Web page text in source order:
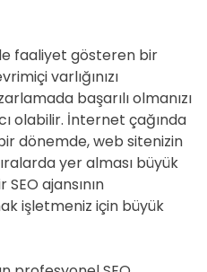
faaliyet gösteren bir
varlığınızı
başarılı olmanızı
olabilir. İnternet çağında
dönemde, web sitenizin
yer alması büyük
ajansının
işletmeniz için büyük